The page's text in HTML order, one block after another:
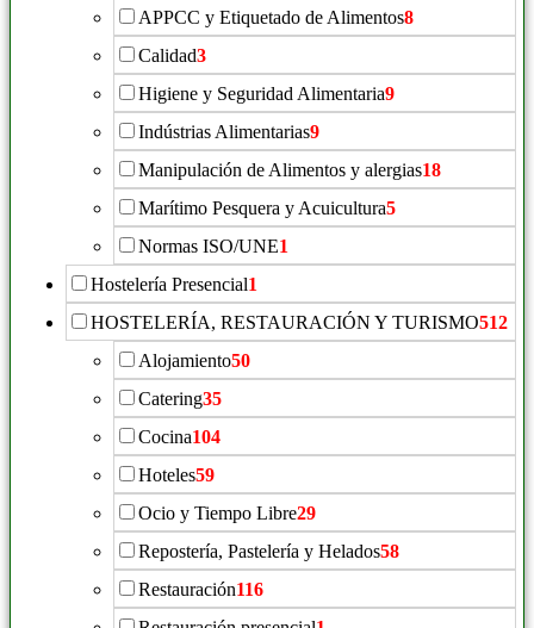
APPCC y Etiquetado de Alimentos8
Calidad3
Higiene y Seguridad Alimentaria9
Indústrias Alimentarias9
Manipulación de Alimentos y alergias18
Marítimo Pesquera y Acuicultura5
Normas ISO/UNE1
Hostelería Presencial1
HOSTELERÍA, RESTAURACIÓN Y TURISMO512
Alojamiento50
Catering35
Cocina104
Hoteles59
Ocio y Tiempo Libre29
Repostería, Pastelería y Helados58
Restauración116